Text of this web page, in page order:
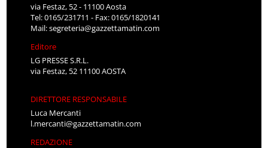
via Festaz, 52 - 11100 Aosta
Tel: 0165/231711 - Fax: 0165/1820141
Mail:segreteria@gazzettamatin.com
Editore
LG PRESSE S.R.L.
via Festaz, 52 11100 AOSTA
DIRETTORE RESPONSABILE
Luca Mercanti
l.mercanti@gazzettamatin.com
REDAZIONE